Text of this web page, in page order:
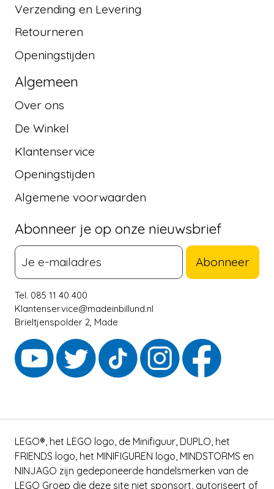
Verzending en Levering
Retourneren
Openingstijden
Algemeen
Over ons
De Winkel
Klantenservice
Openingstijden
Algemene voorwaarden
Abonneer je op onze nieuwsbrief
Abonneer
Tel. 085 11 40 400
Klantenservice@madeinbillund.nl
Brieltjenspolder 2, Made
LEGO®, het LEGO logo, de Minifiguur, DUPLO, het
FRIENDS logo, het MINIFIGUREN logo, MINDSTORMS en
NINJAGO zijn gedeponeerde handelsmerken van de
LEGO Groep die deze site niet sponsort, autoriseert of